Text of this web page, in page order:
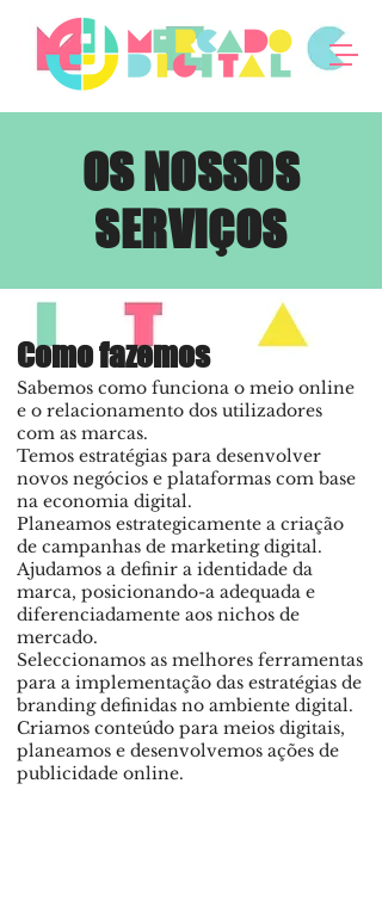
OS NOSSOS
SERVIÇOS
Como fazemos
Sabemos como funciona o meio online
e o relacionamento dos utilizadores
com as marcas.
Temos estratégias para desenvolver
novos negócios e plataformas com base
na economia digital.
Planeamos estrategicamente a criação
de campanhas de marketing digital.
Ajudamos a definir a identidade da
marca, posicionando-a adequada e
diferenciadamente aos nichos de
mercado.
Seleccionamos as melhores ferramentas
para a implementação das estratégias de
branding definidas no ambiente digital.
Criamos conteúdo para meios digitais,
planeamos e desenvolvemos ações de
publicidade online.